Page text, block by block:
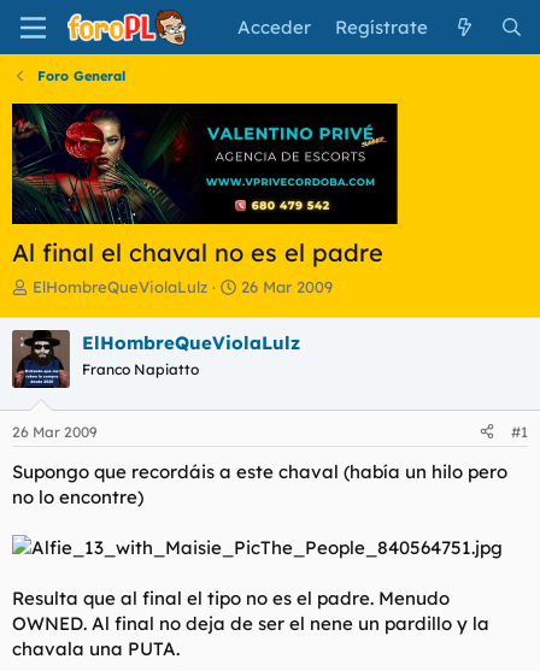
Acceder Regístrate
Foro General
Al final el chaval no es el padre
I
i
c
i
a
d
o
d
e
t
a
ElHombreQueViolaLulz
F
h
e
i
o
26 Mar 2009
ElHombreQueViolaLulz
Franco Napiatto
26 Mar 2009 #1
Supongo que recordáis a este chaval (había un hilo pero
no lo encontre)
Resulta que al final el tipo no es el padre. Menudo
OWNED. Al final no deja de ser el nene un pardillo y la
chavala una PUTA.